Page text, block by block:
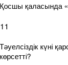
Қосшы қаласында
Тәуелсіздік күні
көрсетті?